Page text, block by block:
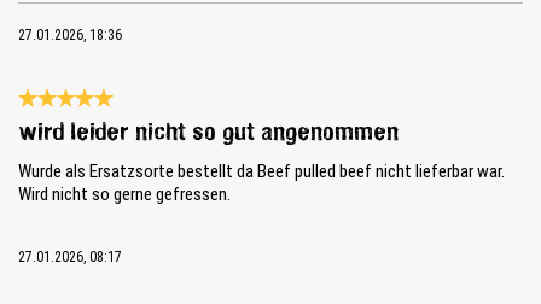
27.01.2026, 18:36
Bewertung mit 5 von 5 Sternen
wird leider nicht so gut angenommen
Wurde als Ersatzsorte bestellt da Beef pulled beef nicht lieferbar war.
Wird nicht so gerne gefressen.
27.01.2026, 08:17